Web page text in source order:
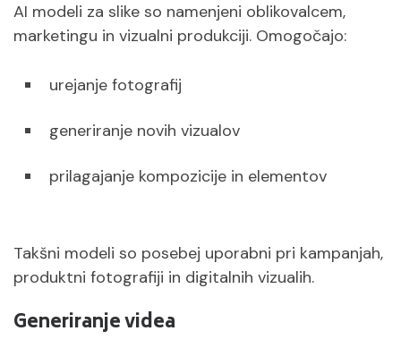
AI modeli za slike so namenjeni oblikovalcem,
marketingu in vizualni produkciji. Omogočajo:
urejanje fotografij
generiranje novih vizualov
prilagajanje kompozicije in elementov
Takšni modeli so posebej uporabni pri kampanjah,
produktni fotografiji in digitalnih vizualih.
Generiranje videa